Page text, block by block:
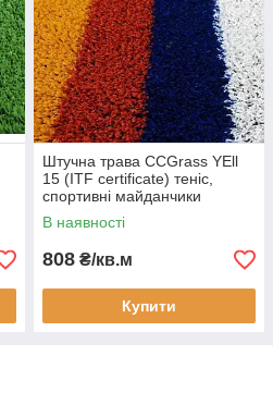
Штучна трава CCGrass YEll
15 (ITF certificate) теніс,
спортивні майданчики
В наявності
808 ₴/кв.м
Купити